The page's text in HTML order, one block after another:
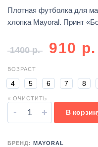
Плотная футболка для
хлопка Mayoral. Принт
1400р. 910 р.
ВОЗРАСТ
4 5 6 7 8
× ОЧИСТИТЬ
- + В
БРЕНД: MAYORAL